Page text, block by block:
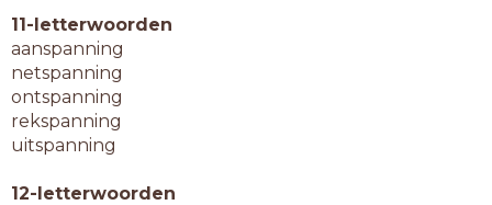
11-letterwoorden
aanspanning
netspanning
ontspanning
rekspanning
uitspanning
12-letterwoorden